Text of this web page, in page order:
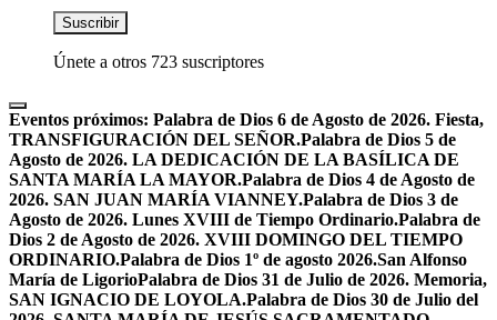
email
Suscribir
Únete a otros 723 suscriptores
Eventos próximos: Palabra de Dios 6 de Agosto de 2026. Fiesta,
TRANSFIGURACIÓN DEL SEÑOR.Palabra de Dios 5 de
Agosto de 2026. LA DEDICACIÓN DE LA BASÍLICA DE
SANTA MARÍA LA MAYOR.Palabra de Dios 4 de Agosto de
2026. SAN JUAN MARÍA VIANNEY.Palabra de Dios 3 de
Agosto de 2026. Lunes XVIII de Tiempo Ordinario.Palabra de
Dios 2 de Agosto de 2026. XVIII DOMINGO DEL TIEMPO
ORDINARIO.Palabra de Dios 1º de agosto 2026.San Alfonso
María de LigorioPalabra de Dios 31 de Julio de 2026. Memoria,
SAN IGNACIO DE LOYOLA.Palabra de Dios 30 de Julio del